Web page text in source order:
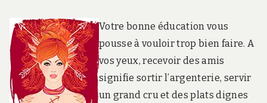
Votre bonne éducation vous
pousse à vouloir trop bien faire. A
vos yeux, recevoir des amis
signifie sortir l’argenterie, servir
un grand cru et des plats dignes